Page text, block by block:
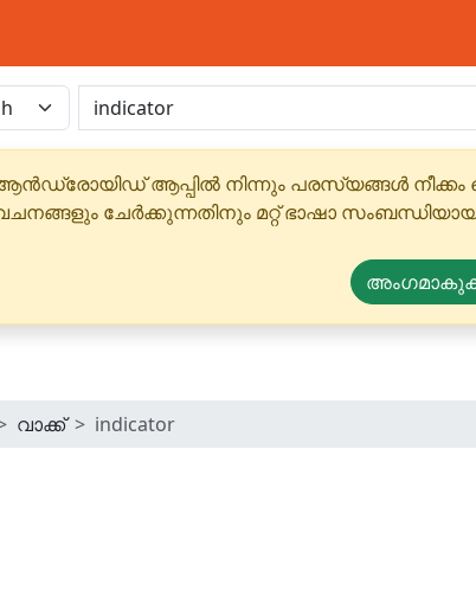
ആൻഡ്രോയിഡ് ആപ്പിൽ നിന്നും പരസ്യങ്ങൾ
ചേർക്കുന്നതിനും മറ്റ് ഭാഷാ
വാക്ക് indicator